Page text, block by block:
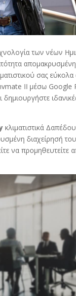
των νέων
σας
II μέσω Google
δημιουργήστε
κλιματιστικά
διαχείρησή
να προμηθευτείτε